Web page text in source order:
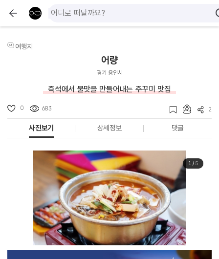
여행지
어량
경기 용인시
즉석에서 불맛을 만들어내는 주꾸미 맛집
0 683 2
사진보기 상세정보 댓글
1/ 5